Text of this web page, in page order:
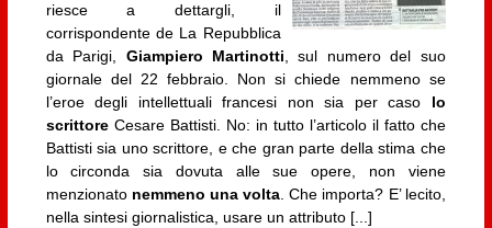
riesce a dettargli, il
corrispondente de La Repubblica
da Parigi, Giampiero Martinotti, sul numero del suo
giornale del 22 febbraio. Non si chiede nemmeno se
l’eroe degli intellettuali francesi non sia per caso lo
scrittoreCesare Battisti. No: in tutto l’articolo il fatto che
Battisti sia uno scrittore, e che gran parte della stima che
lo circonda sia dovuta alle sue opere, non viene
menzionato nemmeno una volta. Che importa? E’ lecito,
nella sintesi giornalistica, usare un attributo [...]